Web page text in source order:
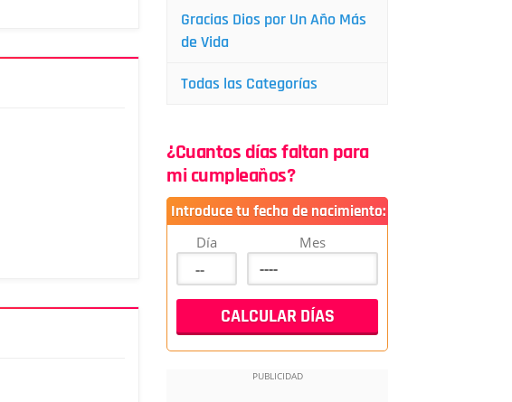
Gracias Dios por Un Año Más
de Vida
Todas las Categorías
¿Cuantos días faltan para
mi cumpleaños?
Introduce tu fecha de nacimiento:
Día Mes